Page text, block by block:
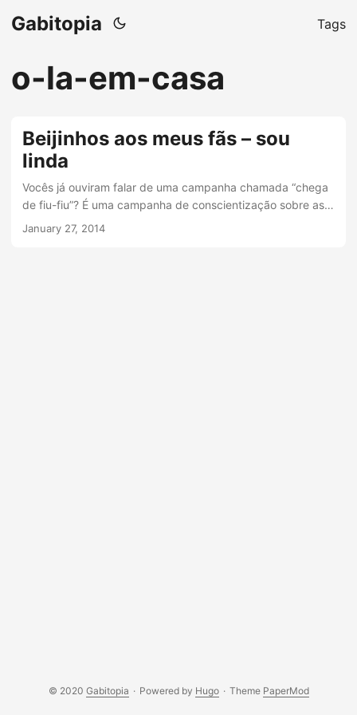
Gabitopia Tags
o-la-em-casa
Beijinhos aos meus fãs – sou
linda
Vocês já ouviram falar de uma campanha chamada “chega
de fiu-fiu”? É uma campanha de conscientização sobre as
cantadas que nós, mulheres, ouvimos O TEMPO TODO na
January 27, 2014
© 2020 Gabitopia · Powered by Hugo · Theme PaperMod